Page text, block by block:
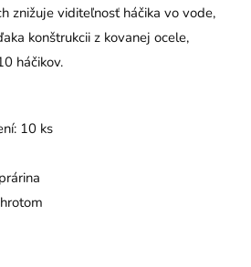
znižuje viditeľnosť háčika vo vode,
konštrukcii z kovanej ocele,
háčikov.
10 ks